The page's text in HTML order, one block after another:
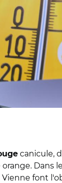
canicule,
Dans
font